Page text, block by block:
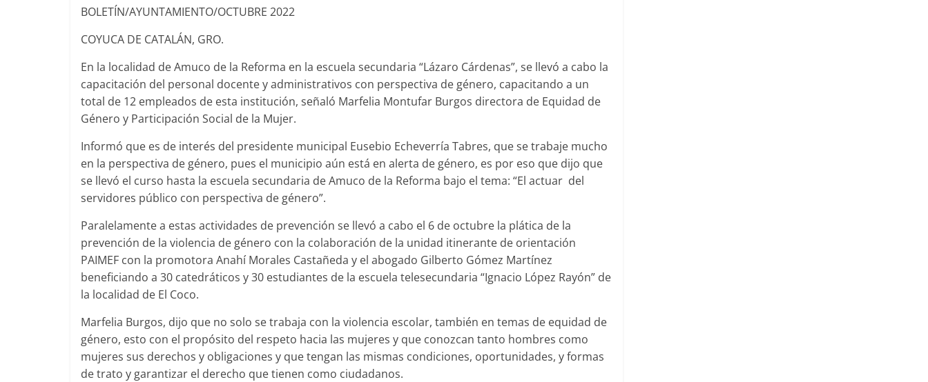
BOLETÍN/AYUNTAMIENTO/OCTUBRE 2022
COYUCA DE CATALÁN, GRO.
En la localidad de Amuco de la Reforma en la escuela secundaria “Lázaro Cárdenas”, se llevó a cabo la
capacitación del personal docente y administrativos con perspectiva de género, capacitando a un
total de 12 empleados de esta institución, señaló Marfelia Montufar Burgos directora de Equidad de
Género y Participación Social de la Mujer.
Informó que es de interés del presidente municipal Eusebio Echeverría Tabres, que se trabaje mucho
en la perspectiva de género, pues el municipio aún está en alerta de género, es por eso que dijo que
se llevó el curso hasta la escuela secundaria de Amuco de la Reforma bajo el tema: “El actuar del
servidores público con perspectiva de género”.
Paralelamente a estas actividades de prevención se llevó a cabo el 6 de octubre la plática de la
prevención de la violencia de género con la colaboración de la unidad itinerante de orientación
PAIMEF con la promotora Anahí Morales Castañeda y el abogado Gilberto Gómez Martínez
beneficiando a 30 catedráticos y 30 estudiantes de la escuela telesecundaria “Ignacio López Rayón” de
la localidad de El Coco.
Marfelia Burgos, dijo que no solo se trabaja con la violencia escolar, también en temas de equidad de
género, esto con el propósito del respeto hacia las mujeres y que conozcan tanto hombres como
mujeres sus derechos y obligaciones y que tengan las mismas condiciones, oportunidades, y formas
de trato y garantizar el derecho que tienen como ciudadanos.